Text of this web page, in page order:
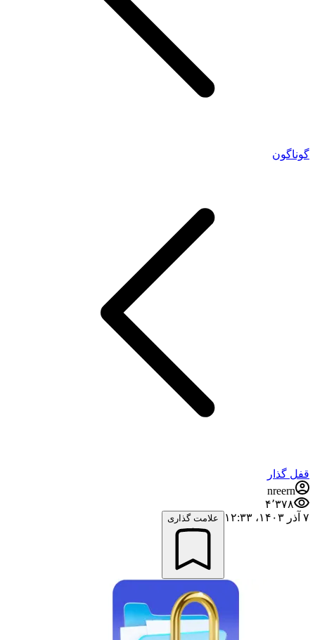
گوناگون
قفل گذار
nreern
۴٬۳۷۸
۷ آذر ۱۴۰۳،‏ ۱۲:۳۳
علامت گذاری